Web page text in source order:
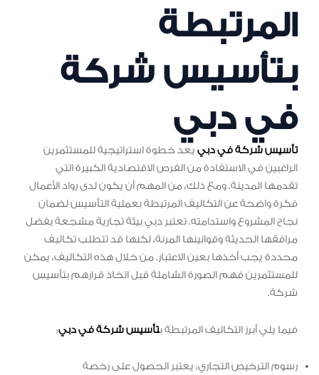
المرتبطة
بتأسيس شركة
في دبي
تأسيس شركة في دبي يعد خطوة استراتيجية للمستثمرين
الراغبين في الاستفادة من الفرص الاقتصادية الكبيرة التي
تقدمها المدينة. ومع ذلك، من المهم أن يكون لدى رواد الأعمال
فكرة واضحة عن التكاليف المرتبطة بعملية التأسيس لضمان
نجاح المشروع واستدامته. تعتبر دبي بيئة تجارية مشجعة بفضل
مرافقها الحديثة وقوانينها المرنة، لكنها قد تتطلب تكاليف
محددة يجب أخذها بعين الاعتبار. من خلال هذه التكاليف، يمكن
للمستثمرين فهم الصورة الشاملة قبل اتخاذ قرارهم بتأسيس
شركة.
فيما يلي أبرز التكاليف المرتبطة بتأسيس شركة في دبي:
رسوم الترخيص التجاري: يعتبر الحصول على رخصة